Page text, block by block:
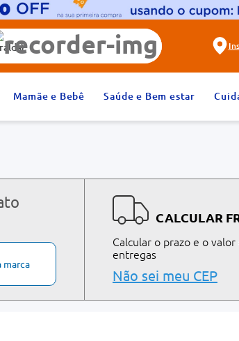
Mamãe e Bebê Saúde e Bem estar
marca
CALCULAR
Calcular o prazo e o valor
entregas
Não sei meu CEP